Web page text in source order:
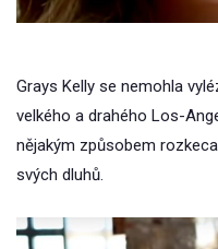
Grays Kelly se nemohla
velkého a drahého Los-
nějakým způsobem
svých dluhů.